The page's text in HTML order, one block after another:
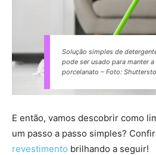
Solução simples de
pode ser usado para manter
porcelanato – Foto:
E então, vamos descobrir como
um passo a passo simples?
revestimento brilhando a seguir!